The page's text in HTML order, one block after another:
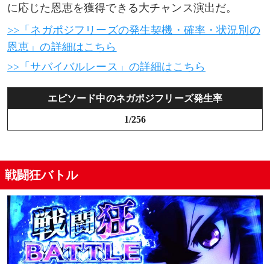
に応じた恩恵を獲得できる大チャンス演出だ。
>>「ネガポジフリーズの発生契機・確率・状況別の
恩恵」の詳細はこちら
>>「サバイバルレース」の詳細はこちら
エピソード中のネガポジフリーズ発生率
1/256
戦闘狂バトル